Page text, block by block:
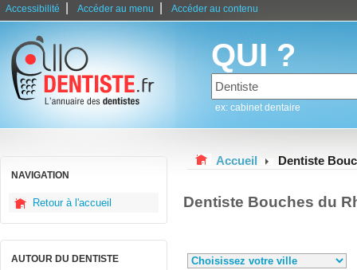
Accessibilité Accéder au menu Accéder au contenu
QUI ?
ex: cabinet dentaire
NAVIGATION
Retour à l'accueil
AUTOUR DU DENTISTE
Accueil Dentiste
Dentiste Bouches du